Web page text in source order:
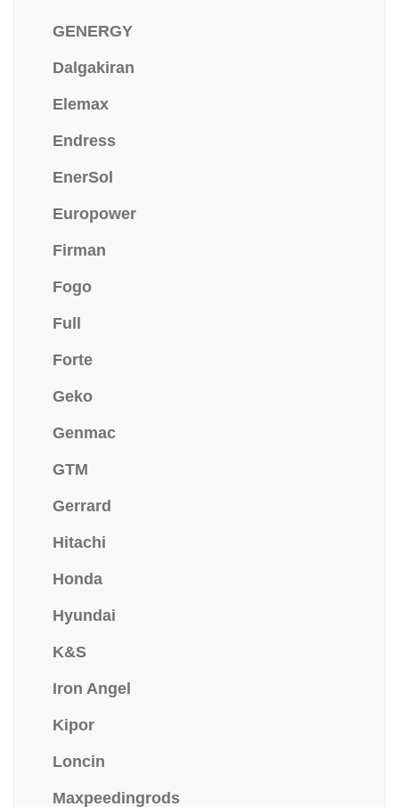
GENERGY
Dalgakiran
Elemax
Endress
EnerSol
Europower
Firman
Fogo
Full
Forte
Geko
Genmac
GTM
Gerrard
Hitachi
Honda
Hyundai
K&S
Iron Angel
Kipor
Loncin
Maxpeedingrods